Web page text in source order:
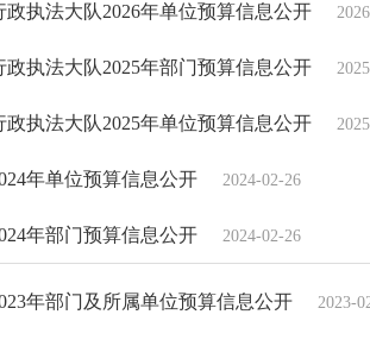
执法大队2026年单位预算信息公开
执法大队2025年部门预算信息公开
执法大队2025年单位预算信息公开
年单位预算信息公开 2024-02-26
年部门预算信息公开 2024-02-26
年部门及所属单位预算信息公开 2023-